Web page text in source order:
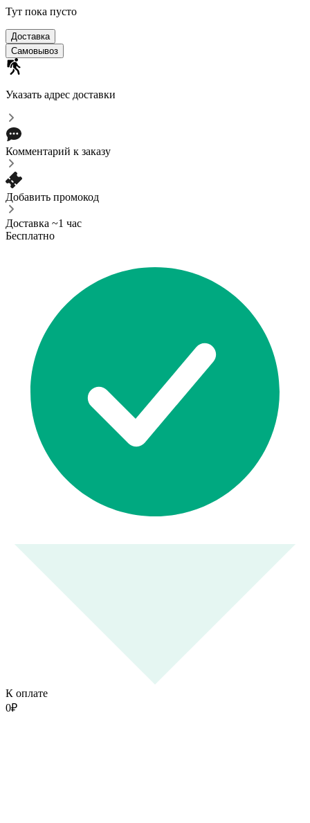
Тут пока пусто
Доставка
Самовывоз
Указать адрес доставки
Комментарий к заказу
Добавить промокод
Доставка ~1 час
Бесплатно
К оплате
0₽